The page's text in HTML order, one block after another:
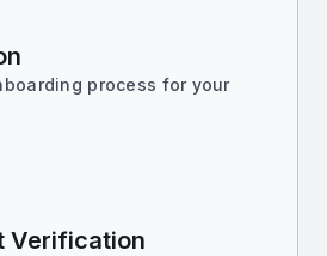
process for your
Verification